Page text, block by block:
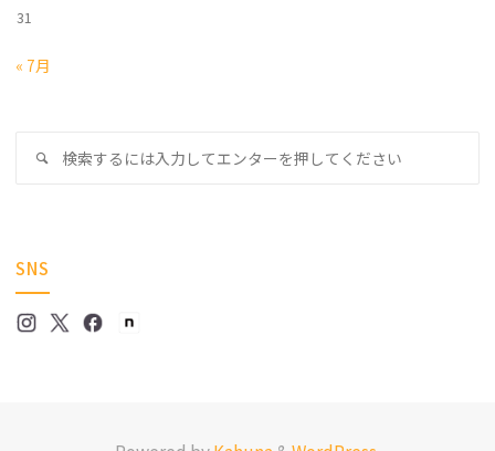
31
« 7月
検
SNS